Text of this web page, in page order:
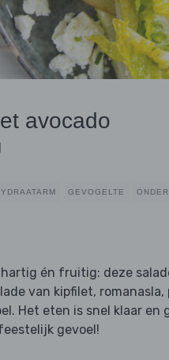
avocado
GEVOGELTE
én fruitig: deze
van kipfilet,
Het eten is snel klaar en
gevoel!